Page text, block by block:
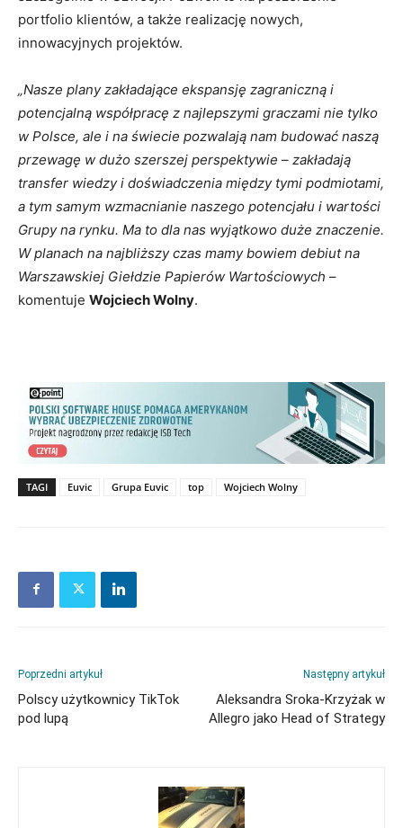
portfolio klientów, a także realizację nowych,
innowacyjnych projektów.
„Nasze plany zakładające ekspansję zagraniczną i
potencjalną współpracę z najlepszymi graczami nie tylko
w Polsce, ale i na świecie pozwalają nam budować naszą
przewagę w dużo szerszej perspektywie – zakładają
transfer wiedzy i doświadczenia między tymi podmiotami,
a tym samym wzmacnianie naszego potencjału i wartości
Grupy na rynku. Ma to dla nas wyjątkowo duże znaczenie.
W planach na najbliższy czas mamy bowiem debiut na
Warszawskiej Giełdzie Papierów Wartościowych –
komentuje Wojciech Wolny.
TAGI Euvic Grupa Euvic top Wojciech Wolny
Poprzedni artykuł
Polscy użytkownicy TikTok
pod lupą
Następny artykuł
Aleksandra Sroka-Krzyżak w
Allegro jako Head of Strategy